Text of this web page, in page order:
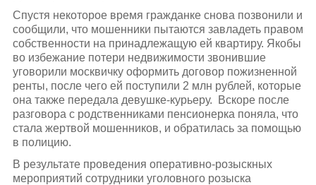
Спустя некоторое время гражданке снова позвонили и
сообщили, что мошенники пытаются завладеть правом
собственности на принадлежащую ей квартиру. Якобы
во избежание потери недвижимости звонившие
уговорили москвичку оформить договор пожизненной
ренты, после чего ей поступили 2 млн рублей, которые
она также передала девушке-курьеру. Вскоре после
разговора с родственниками пенсионерка поняла, что
стала жертвой мошенников, и обратилась за помощью
в полицию.
В результате проведения оперативно-розыскных
мероприятий сотрудники уголовного розыска